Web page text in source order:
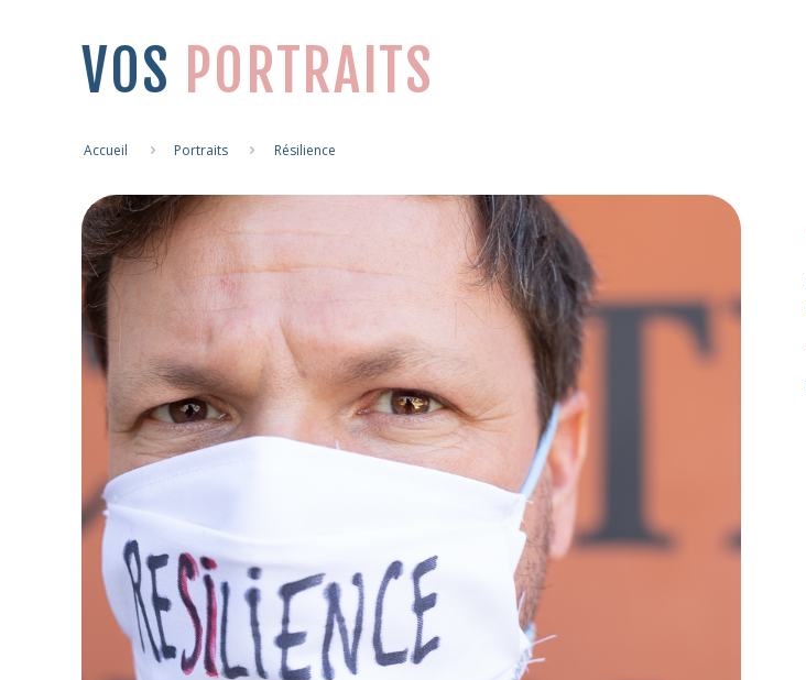
VOS PORTRAITS
Accueil Portraits Résilience